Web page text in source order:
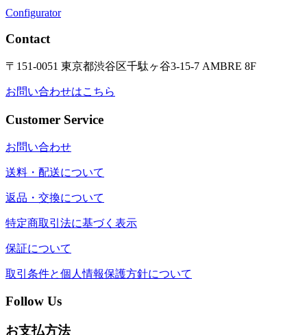
Configurator
Contact
〒151-0051 東京都渋谷区千駄ヶ谷3-15-7 AMBRE 8F
お問い合わせはこちら
Customer Service
お問い合わせ
送料・配送について
返品・交換について
特定商取引法に基づく表示
保証について
取引条件と個人情報保護方針について
Follow Us
お支払方法